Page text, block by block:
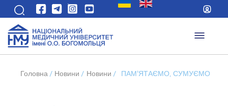
Головна / Новини / Новини / ПАМ’ЯТАЄМО, СУМУЄМО,